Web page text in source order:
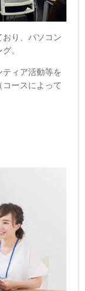
り、パソコン
。
ティア活動等を
ースによって